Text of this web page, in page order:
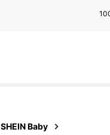
SHEIN Baby
4.96